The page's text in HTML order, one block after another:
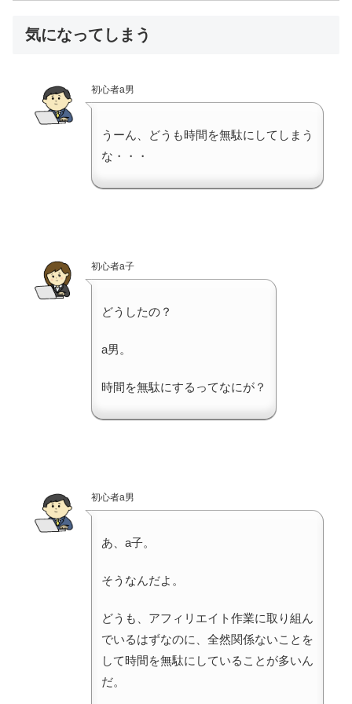
気になってしまう
初心者a男
うーん、どうも時間を無駄にしてしまう
な・・・
初心者a子
どうしたの？
a男。
時間を無駄にするってなにが？
初心者a男
あ、a子。
そうなんだよ。
どうも、アフィリエイト作業に取り組ん
でいるはずなのに、全然関係ないことを
して時間を無駄にしていることが多いん
だ。